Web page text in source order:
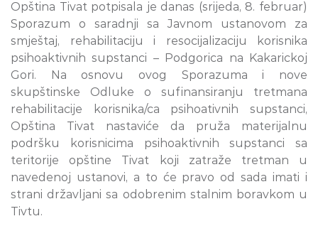
Opština Tivat potpisala je danas (srijeda, 8. februar)
Sporazum o saradnji sa Javnom ustanovom za
smještaj, rehabilitaciju i resocijalizaciju korisnika
psihoaktivnih supstanci – Podgorica na Kakarickoj
Gori. Na osnovu ovog Sporazuma i nove
skupštinske Odluke o sufinansiranju tretmana
rehabilitacije korisnika/ca psihoativnih supstanci,
Opština Tivat nastaviće da pruža materijalnu
podršku korisnicima psihoaktivnih supstanci sa
teritorije opštine Tivat koji zatraže tretman u
navedenoj ustanovi, a to će pravo od sada imati i
strani državljani sa odobrenim stalnim boravkom u
Tivtu.